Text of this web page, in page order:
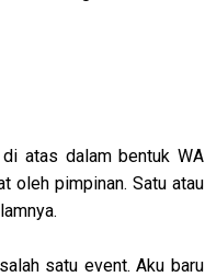
atas dalam bentuk WA
oleh pimpinan. Satu atau
satu event. Aku baru